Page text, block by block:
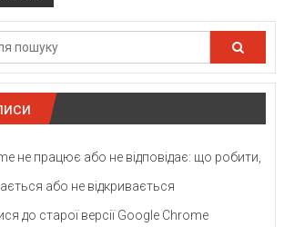
не працює або не відповідає: що робити,
або не відкривається
до старої версії Google Chrome